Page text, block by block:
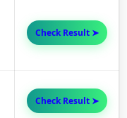
Check Result ➤
Check Result ➤